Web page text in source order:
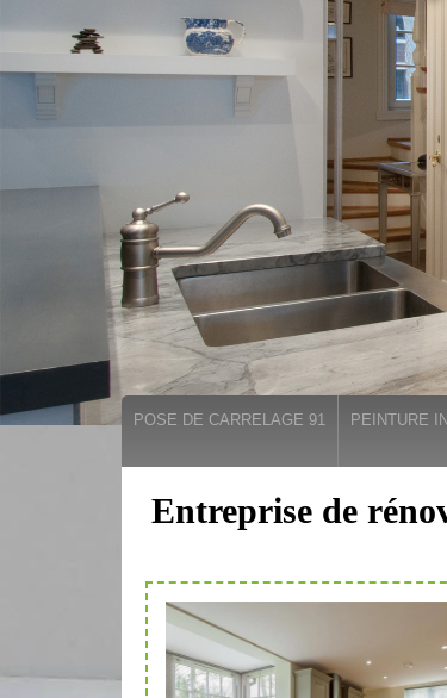
POSE DE CARRELAGE 91 PEINTURE
Entreprise de